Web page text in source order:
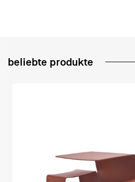
beliebte produkte